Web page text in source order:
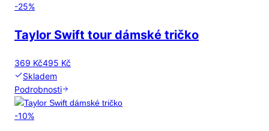
-25%
Taylor Swift tour dámské tričko
369 Kč495 Kč
Skladem
Podrobnosti
-10%